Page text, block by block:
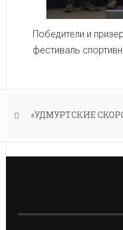
Победители и
фестиваль
«УДМУРТСКИЕ